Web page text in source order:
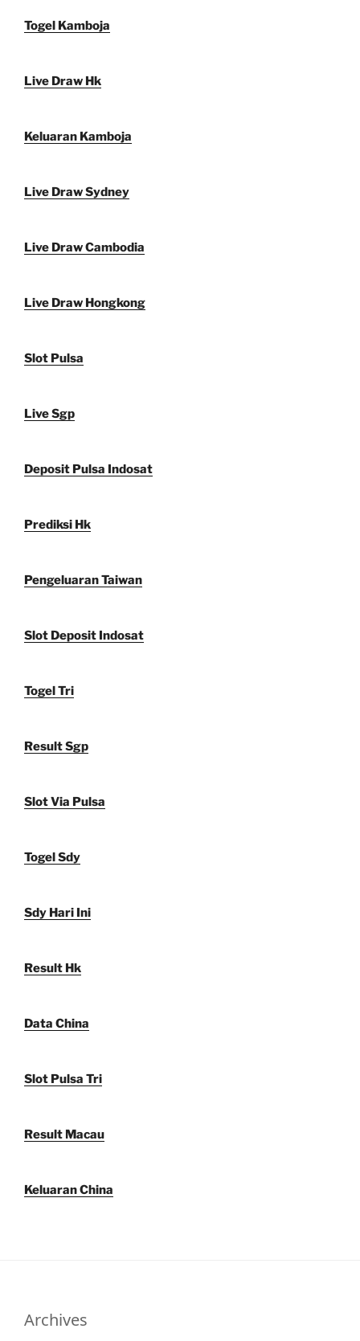
Togel Kamboja
Live Draw Hk
Keluaran Kamboja
Live Draw Sydney
Live Draw Cambodia
Live Draw Hongkong
Slot Pulsa
Live Sgp
Deposit Pulsa Indosat
Prediksi Hk
Pengeluaran Taiwan
Slot Deposit Indosat
Togel Tri
Result Sgp
Slot Via Pulsa
Togel Sdy
Sdy Hari Ini
Result Hk
Data China
Slot Pulsa Tri
Result Macau
Keluaran China
Archives